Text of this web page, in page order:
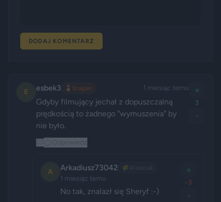
DODAJ KOMENTARZ
E esbek3 🎖️ Snajper 1 miesiąc temu
Gdyby filmujący jechał z dopuszczalną
prędkością to żadnego "wymuszenia" by
nie było.
+
3
-
A Arkadiusz73042 🌾
1 miesiąc temu
No tak, znalazł się Sheryf :-)
+
-3
-